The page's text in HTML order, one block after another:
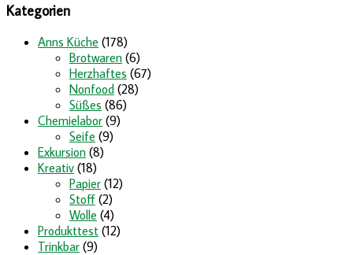
Kategorien
Anns Küche (178)
Brotwaren (6)
Herzhaftes (67)
Nonfood (28)
Süßes (86)
Chemielabor (9)
Seife (9)
Exkursion (8)
Kreativ (18)
Papier (12)
Stoff (2)
Wolle (4)
Produkttest (12)
Trinkbar (9)